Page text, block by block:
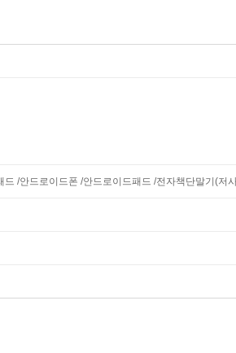
/안드로이드폰 /안드로이드패드 /전자책단말기(저